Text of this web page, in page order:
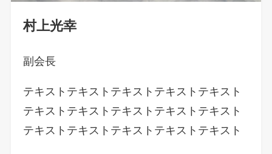
村上光幸
副会長
テキストテキストテキストテキストテキスト
テキストテキストテキストテキストテキスト
テキストテキストテキストテキストテキスト